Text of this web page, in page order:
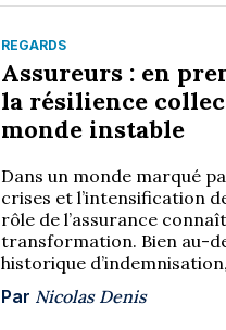
REGARDS
Assureurs : en
la résilience
monde instable
Dans un monde marqué
crises et l’intensification
rôle de l’assurance
transformation. Bien au-
historique
Par Nicolas Denis